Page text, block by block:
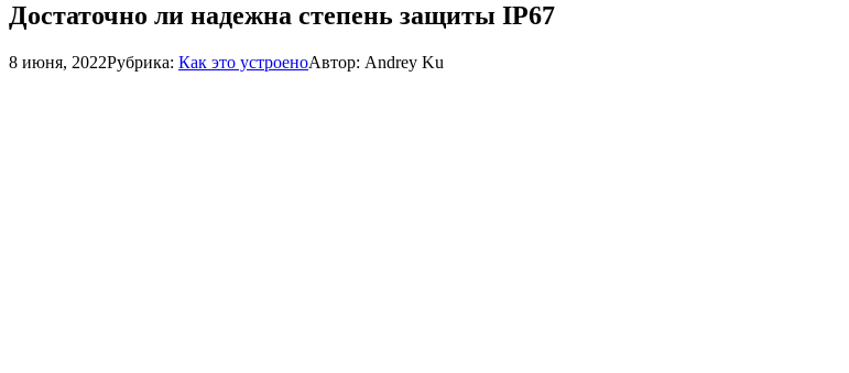
Достаточно ли надежна степень защиты IP67
8 июня, 2022Рубрика: Как это устроеноАвтор: Andrey Ku